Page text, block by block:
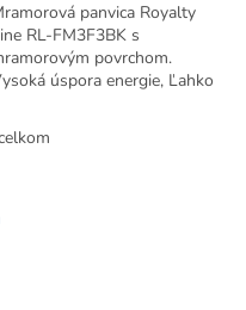
panvica Royalty
RL-FM3F3BK s
povrchom.
úspora energie, Ľahko
Odolná proti poškriabaniu,
dno, vysoká kvalita. Na